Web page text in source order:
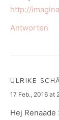
http://
Antworten
ULRIKE
says:
17 Feb., 2016 at
Hej Renaade